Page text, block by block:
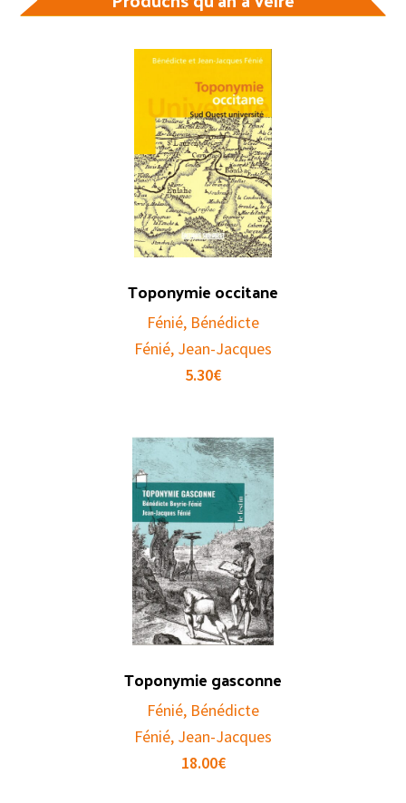
Toponymie occitane
Fénié, Bénédicte
Fénié, Jean-Jacques
5.30€
Toponymie gasconne
Fénié, Bénédicte
Fénié, Jean-Jacques
18.00€